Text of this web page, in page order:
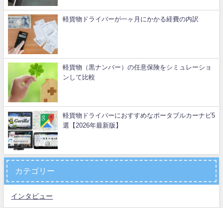
軽貨物ドライバーが一ヶ月にかかる経費の内訳
軽貨物（黒ナンバー）の任意保険をシミュレーショ
ンして比較
軽貨物ドライバーにおすすめなポータブルカーナビ5
選【2026年最新版】
カテゴリー
インタビュー